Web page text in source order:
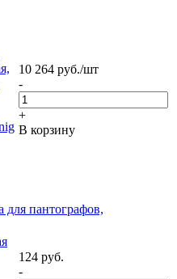
10 264 руб./шт
-
+
В корзину
для пантографов,
124 руб.
-